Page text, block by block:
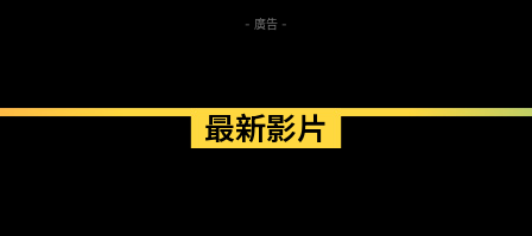
- 廣告 -
最新影片